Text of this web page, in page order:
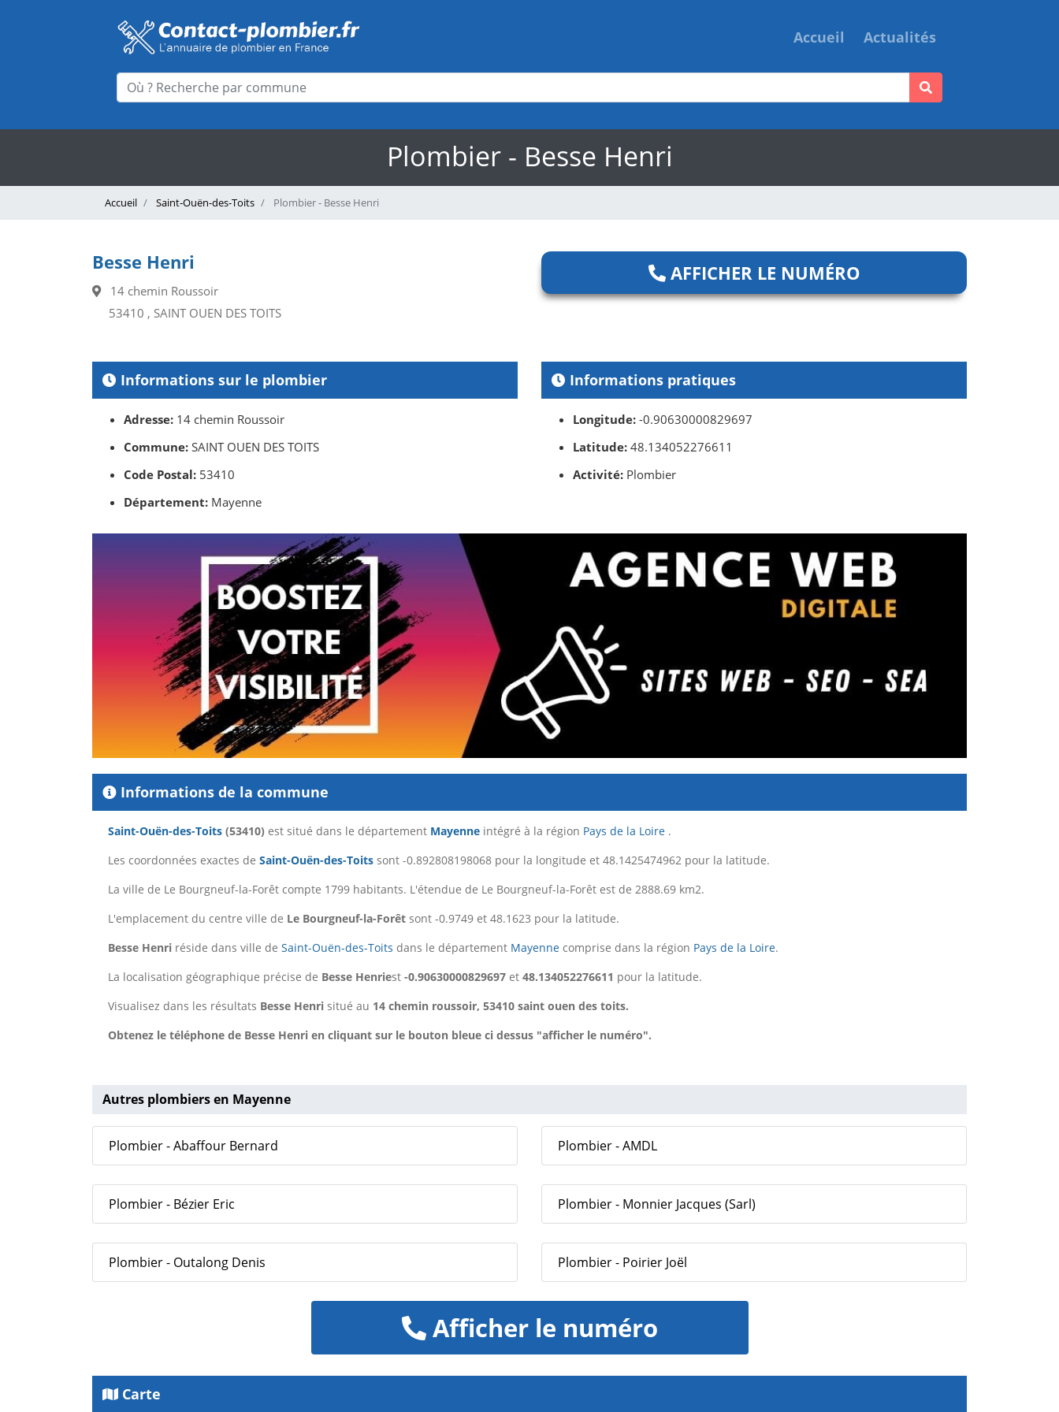
Accueil Actualités
Plombier - Besse Henri
Accueil Saint-Ouën-des-Toits Plombier - Besse Henri
Besse Henri
14 chemin Roussoir
53410 , SAINT OUEN DES TOITS
AFFICHER LE NUMÉRO
Informations sur le plombier
Adresse: 14 chemin Roussoir
Commune: SAINT OUEN DES TOITS
Code Postal: 53410
Département: Mayenne
Informations pratiques
Longitude: -0.90630000829697
Latitude: 48.134052276611
Activité: Plombier
Informations de la commune
Saint-Ouën-des-Toits (53410) est situé dans le département Mayenne intégré à la région Pays de la Loire .
Les coordonnées exactes de Saint-Ouën-des-Toits sont -0.892808198068 pour la longitude et 48.1425474962 pour la latitude.
La ville de Le Bourgneuf-la-Forêt compte 1799 habitants. L'étendue de Le Bourgneuf-la-Forêt est de 2888.69 km2.
L'emplacement du centre ville de Le Bourgneuf-la-Forêt sont -0.9749 et 48.1623 pour la latitude.
Besse Henri réside dans ville de Saint-Ouën-des-Toits dans le département Mayenne comprise dans la région Pays de la Loire.
La localisation géographique précise de Besse Henriest -0.90630000829697 et 48.134052276611 pour la latitude.
Visualisez dans les résultats Besse Henri situé au 14 chemin roussoir, 53410 saint ouen des toits.
Obtenez le téléphone de Besse Henri en cliquant sur le bouton bleue ci dessus "afficher le numéro".
Autres plombiers en Mayenne
Plombier - Abaffour Bernard Plombier - AMDL
Plombier - Bézier Eric Plombier - Monnier Jacques (Sarl)
Plombier - Outalong Denis Plombier - Poirier Joël
Afficher le numéro
Carte